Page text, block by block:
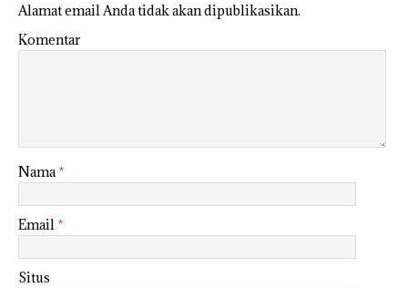
Alamat email Anda tidak akan dipublikasikan.
Komentar
Nama*
Email *
Situs